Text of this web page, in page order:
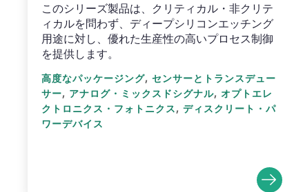
このシリーズ製品は、クリティカル・非クリテ
ィカルを問わず、ディープシリコンエッチング
用途に対し、優れた生産性の高いプロセス制御
を提供します。
高度なパッケージング,センサーとトランスデュー
サー, アナログ・ミックスドシグナル,オプトエレ
クトロニクス・フォトニクス,ディスクリート・パ
ワーデバイス